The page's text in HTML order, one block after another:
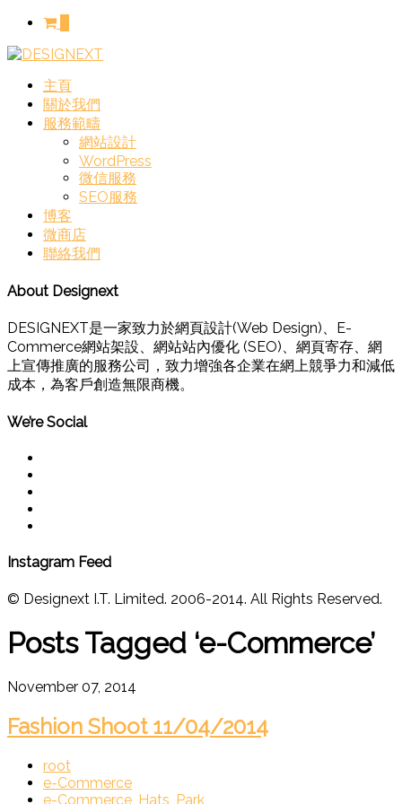
主頁
關於我們
服務範疇
網站設計
WordPress
微信服務
SEO服務
博客
微商店
聯絡我們
About Designext
DESIGNEXT是一家致力於網頁設計(Web Design)、E-
Commerce網站架設、網站站內優化 (SEO)、網頁寄存、網
上宣傳推廣的服務公司，致力增強各企業在網上競爭力和減低
成本，為客戶創造無限商機。
We’re Social
Instagram Feed
© Designext I.T. Limited. 2006-2014. All Rights Reserved.
Posts Tagged ‘e-Commerce’
November 07, 2014
Fashion Shoot 11/04/2014
root
e-Commerce
e-Commerce Hats Park